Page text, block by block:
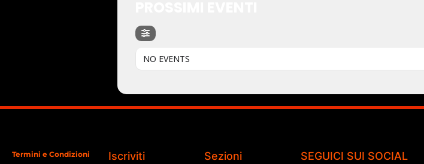
NO EVENTS
Termini e Condizioni Iscriviti Sezioni SEGUICI SUI SOCIAL